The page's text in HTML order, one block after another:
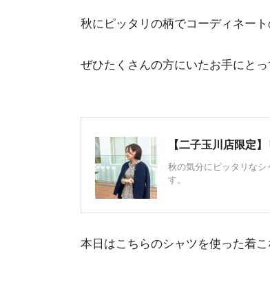
秋にピッタリの柄でコーディネー
ぜひたくさんの方にいたお手にとっ
【二子玉川店限定
秋の気分にピッタリなシ
す。
本日はこちらのシャツを使った着こ